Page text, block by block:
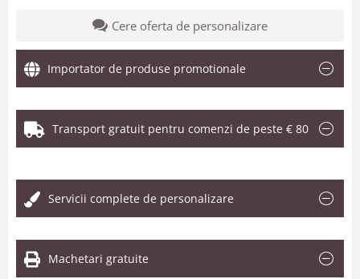
Cere oferta de personalizare
Importator de produse promotionale
Transport gratuit pentru comenzi de peste € 80
Servicii complete de personalizare
Machetari gratuite